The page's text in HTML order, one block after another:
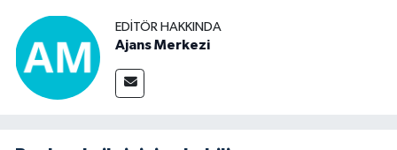
EDITÖR HAKKINDA
Ajans Merkezi